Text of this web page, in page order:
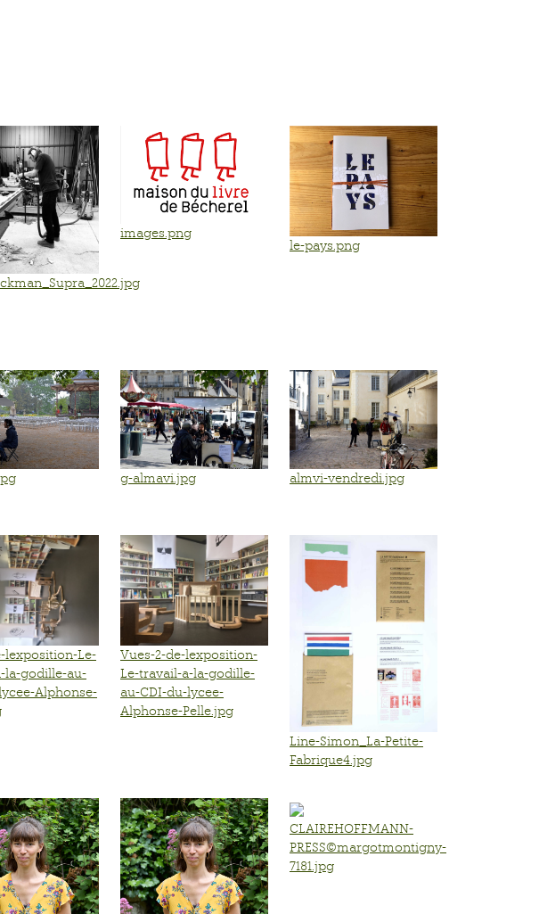
images.png
le-pays.png
g-almavi.jpg almvi-vendredi.jpg
lexposition-Le-
la-godille-au-
Alphonse-
Vues-2-de-lexposition-
Le-travail-a-la-godille-
au-CDI-du-lycee-
Alphonse-Pelle.jpg
Line-Simon_La-Petite-
Fabrique4.jpg
CLAIREHOFFMANN-
PRESS©margotmontigny-
7181.jpg